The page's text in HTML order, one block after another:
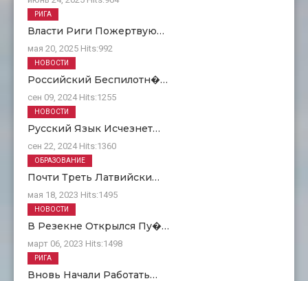
Власти Риги Пожертвую…
мая 20, 2025 Hits:992
РИГА
Российский Беспилотн�…
сен 09, 2024 Hits:1255
НОВОСТИ
Русский Язык Исчезнет…
сен 22, 2024 Hits:1360
НОВОСТИ
Почти Треть Латвийски…
мая 18, 2023 Hits:1495
ОБРАЗОВАНИЕ
В Резекне Открылся Пу�…
март 06, 2023 Hits:1498
НОВОСТИ
Вновь Начали Работать…
РИГА